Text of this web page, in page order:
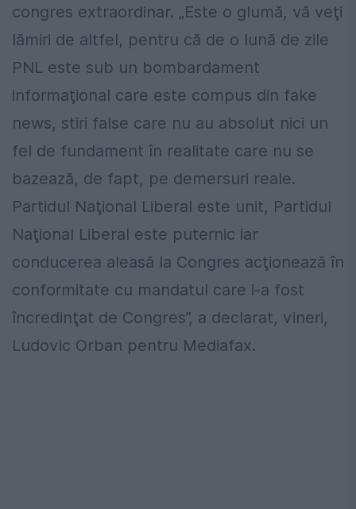
congres extraordinar. „Este o glumă, vă veţi
lămiri de altfel, pentru că de o lună de zile
PNL este sub un bombardament
informaţional care este compus din fake
news, stiri false care nu au absolut nici un
fel de fundament în realitate care nu se
bazează, de fapt, pe demersuri reale.
Partidul Naţional Liberal este unit, Partidul
Naţional Liberal este puternic iar
conducerea aleasă la Congres acţionează în
conformitate cu mandatul care i-a fost
încredinţat de Congres”, a declarat, vineri,
Ludovic Orban pentru Mediafax.